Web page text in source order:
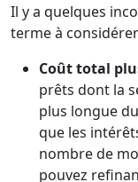
Il y a quelques
terme à
Coût total
prêts dont la
plus longue
que les
nombre de
pouvez